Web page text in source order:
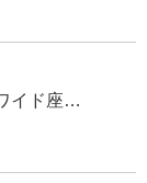
楽々リクライニング ワイド座椅子